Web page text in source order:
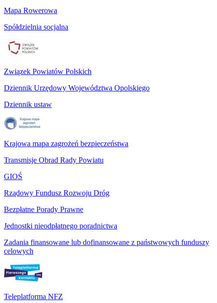
Mapa Rowerowa
Spółdzielnia socjalna
Związek Powiatów Polskich
Dziennik Urzędowy Województwa Opolskiego
Dziennik ustaw
Krajowa mapa zagrożeń bezpieczeństwa
Transmisje Obrad Rady Powiatu
GIOŚ
Rządowy Fundusz Rozwoju Dróg
Bezpłatne Porady Prawne
Jednostki nieodpłatnego poradnictwa
Zadania finansowane lub dofinansowane z państwowych funduszy
celowych
Teleplatforma NFZ